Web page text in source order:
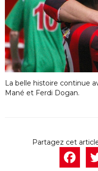
La belle histoire continue
Mané et Ferdi Dogan.